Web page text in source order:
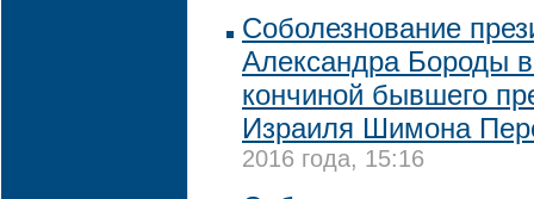
Соболезнование
Александра Бороды
кончиной бывшего
Израиля Шимона
2016 года, 15:16